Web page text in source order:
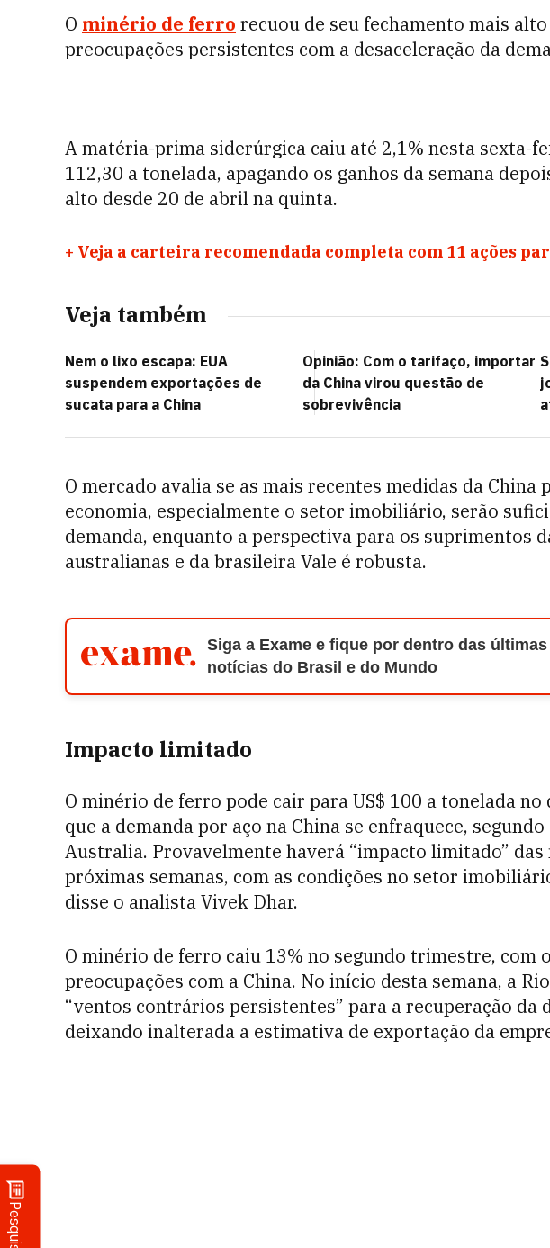
Pesquisa
O minério de ferro recuou de seu fechamento mais
preocupações persistentes com a desaceleração da
A matéria-prima siderúrgica caiu até 2,1% nesta sexta-
112,30 a tonelada, apagando os ganhos da semana
alto desde 20 de abril na quinta.
+ Veja a carteira recomendada completa com 11 ações
Veja também
Nem o lixo escapa: EUA
suspendem exportações de
sucata para a China
Opinião: Com o tarifaço, importar
da China virou questão de
sobrevivência
O mercado avalia se as mais recentes medidas da China
economia, especialmente o setor imobiliário, serão
demanda, enquanto a perspectiva para os suprimentos
australianas e da brasileira Vale é robusta.
Siga a Exame e fique por dentro das últimas
notícias do Brasil e do Mundo
Impacto limitado
O minério de ferro pode cair para US$ 100 a tonelada
que a demanda por aço na China se enfraquece,
Australia. Provavelmente haverá “impacto limitado” das
próximas semanas, com as condições no setor
disse o analista Vivek Dhar.
O minério de ferro caiu 13% no segundo trimestre, com
preocupações com a China. No início desta semana, a
“ventos contrários persistentes” para a recuperação da
deixando inalterada a estimativa de exportação da